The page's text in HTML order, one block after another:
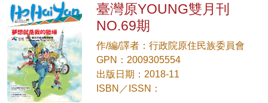
臺灣原YOUNG雙月刊
NO.69期
作/編/譯者：行政院原住民族委員會
GPN：2009305554
出版日期：2018-11
ISBN／ISSN：